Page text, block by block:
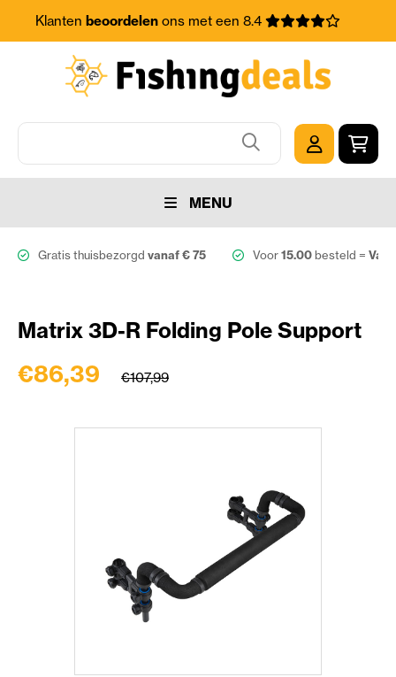
Klanten beoordelenons met een 8.4
MENU
Gratis thuisbezorgd vanaf € 75 Voor15.00besteld =
Matrix 3D-R Folding Pole Support
€86,39 €107,99